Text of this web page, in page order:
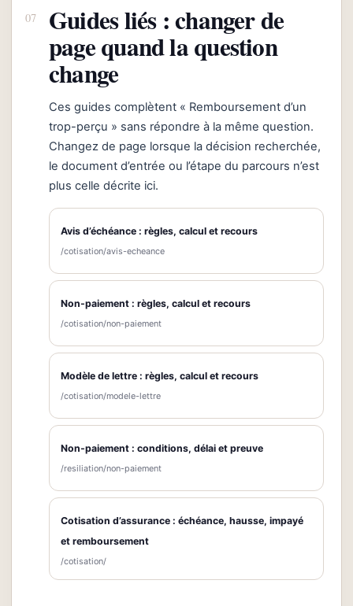
Guides liés : changer de
page quand la question
change
Ces guides complètent « Remboursement d’un
trop-perçu » sans répondre à la même question.
Changez de page lorsque la décision recherchée,
le document d’entrée ou l’étape du parcours n’est
plus celle décrite ici.
Avis d’échéance : règles, calcul et recours
/cotisation/avis-echeance
Non-paiement : règles, calcul et recours
/cotisation/non-paiement
Modèle de lettre : règles, calcul et recours
/cotisation/modele-lettre
Non-paiement : conditions, délai et preuve
/resiliation/non-paiement
Cotisation d’assurance : échéance, hausse, impayé
et remboursement
/cotisation/